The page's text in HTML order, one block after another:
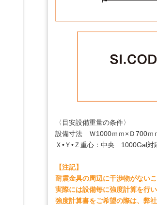
〈目安設備重量の条件〉
設備寸法 Ｗ1000ｍｍ×Ｄ700
Ｘ•Ｙ•Ｚ重心：中央 1000Gal
【注記】
耐震金具の周辺に干渉物がない
実際には設備毎に強度計算を行
強度計算書をご希望の際は、弊